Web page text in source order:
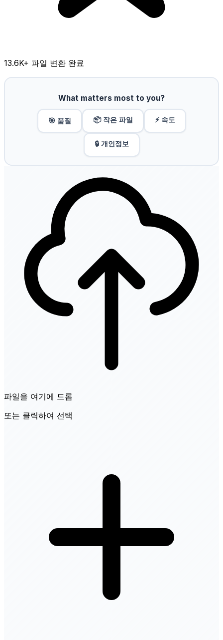
13.6K+ 파일 변환 완료
What matters most to you?
🎯 품질 📦 작은 파일 ⚡ 속도
🔒 개인정보
파일을 여기에 드롭
또는 클릭하여 선택